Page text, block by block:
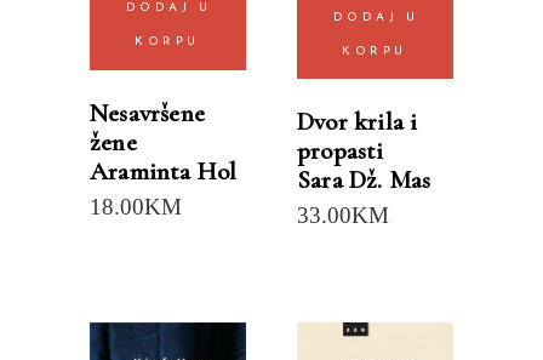
DODAJ U
KORPU
Nesavršene
žene
Araminta Hol
18.00KM
DODAJ U
KORPU
Dvor krila i
propasti
Sara Dž. Mas
33.00KM